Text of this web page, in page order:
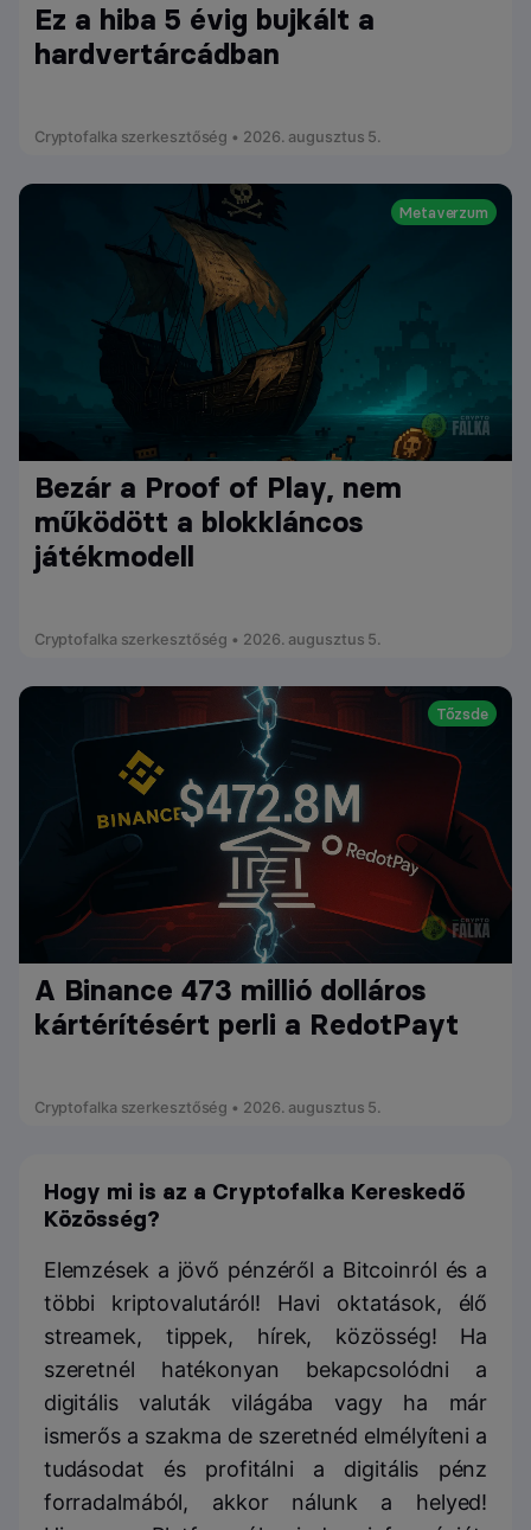
Ez a hiba 5 évig bujkált a
hardvertárcádban
Cryptofalka szerkesztőség • 2026. augusztus 5.
Metaverzum
Bezár a Proof of Play, nem
működött a blokkláncos
játékmodell
Cryptofalka szerkesztőség • 2026. augusztus 5.
Tőzsde
A Binance 473 millió dolláros
kártérítésért perli a RedotPayt
Cryptofalka szerkesztőség • 2026. augusztus 5.
Hogy mi is az a Cryptofalka Kereskedő
Közösség?
Elemzések a jövő pénzéről a Bitcoinról és a
többi kriptovalutáról! Havi oktatások, élő
streamek, tippek, hírek, közösség! Ha
szeretnél hatékonyan bekapcsolódni a
digitális valuták világába vagy ha már
ismerős a szakma de szeretnéd elmélyíteni a
tudásodat és profitálni a digitális pénz
forradalmából, akkor nálunk a helyed!